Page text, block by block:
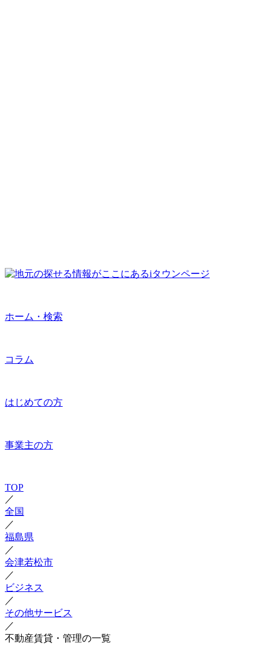
ホーム・検索
コラム
はじめての方
事業主の方
TOP
／
全国
／
福島県
／
会津若松市
／
ビジネス
／
その他サービス
／
不動産賃貸・管理の一覧